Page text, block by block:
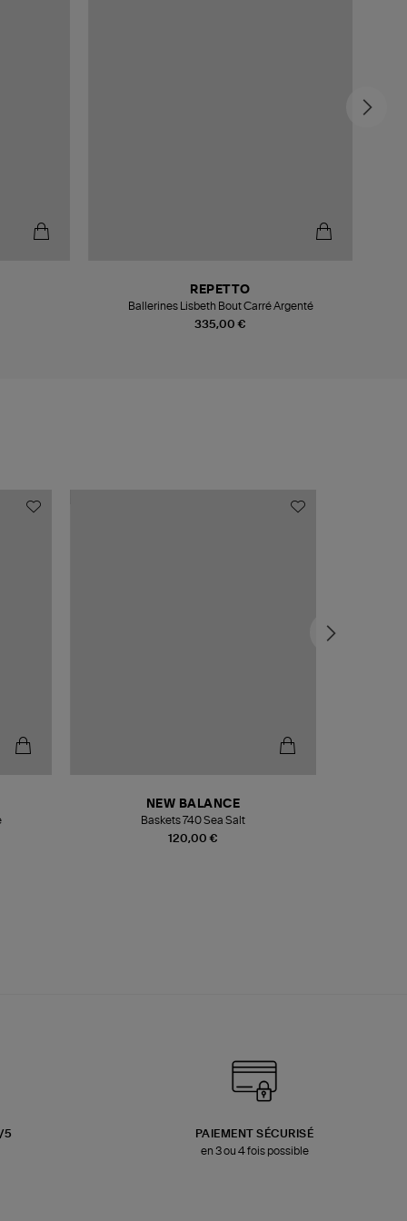
335,00 €
REPETTO
Ballerines Lisbeth Bout Carré Argenté
120,00 €
NEW BALANCE
Baskets 740 Sea Salt
5
PAIEMENT SÉCURISÉ
en 3 ou 4 fois possible